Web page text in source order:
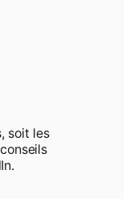
soit les